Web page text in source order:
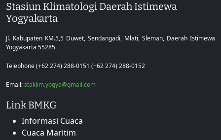
Stasiun Klimatologi Daerah Istimewa
Yogyakarta
Jl. Kabupaten KM.5,5 Duwet, Sendangadi, Mlati, Sleman, Daerah Istimewa
Yogyakarta 55285
Telephone (+62 274) 288-0151 (+62 274) 288-0152
Email:staklim.yogya@gmail.com
Link BMKG
Informasi Cuaca
Cuaca Maritim